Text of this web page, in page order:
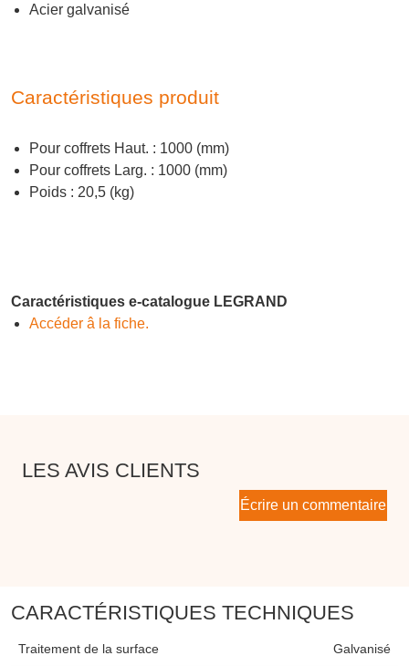
Acier galvanisé
Caractéristiques produit
Pour coffrets Haut. : 1000 (mm)
Pour coffrets Larg. : 1000 (mm)
Poids : 20,5 (kg)
Caractéristiques e-catalogue LEGRAND
Accéder â la fiche.
LES AVIS CLIENTS
Écrire un commentaire
CARACTÉRISTIQUES TECHNIQUES
Traitement de la surface Galvanisé